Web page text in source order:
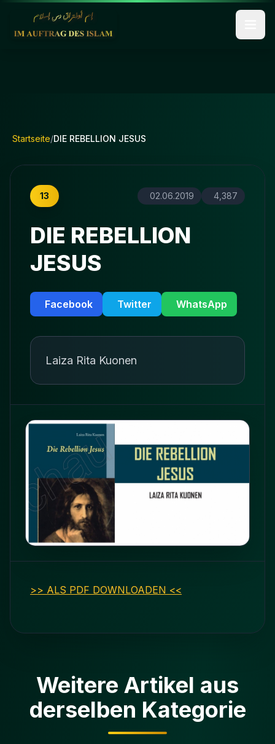
Startseite/DIE REBELLION JESUS
13 02.06.2019 4,387
DIE REBELLION
JESUS
Facebook Twitter WhatsApp
Laiza Rita Kuonen
>> ALS PDF DOWNLOADEN <<
Weitere Artikel aus
derselben Kategorie